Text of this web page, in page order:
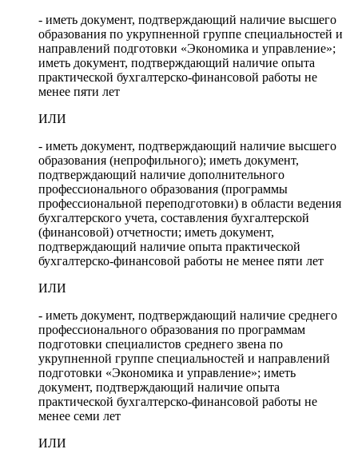
- иметь документ, подтверждающий наличие высшего
образования по укрупненной группе специальностей и
направлений подготовки «Экономика и управление»;
иметь документ, подтверждающий наличие опыта
практической бухгалтерско-финансовой работы не
менее пяти лет
ИЛИ
- иметь документ, подтверждающий наличие высшего
образования (непрофильного); иметь документ,
подтверждающий наличие дополнительного
профессионального образования (программы
профессиональной переподготовки) в области ведения
бухгалтерского учета, составления бухгалтерской
(финансовой) отчетности; иметь документ,
подтверждающий наличие опыта практической
бухгалтерско-финансовой работы не менее пяти лет
ИЛИ
- иметь документ, подтверждающий наличие среднего
профессионального образования по программам
подготовки специалистов среднего звена по
укрупненной группе специальностей и направлений
подготовки «Экономика и управление»; иметь
документ, подтверждающий наличие опыта
практической бухгалтерско-финансовой работы не
менее семи лет
ИЛИ